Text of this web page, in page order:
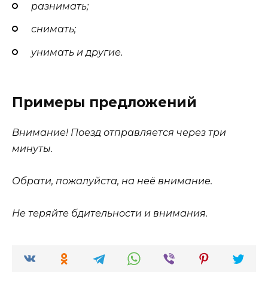
разнимать;
снимать;
унимать и другие.
Примеры предложений
Внимание! Поезд отправляется через три
минуты.
Обрати, пожалуйста, на неё внимание.
Не теряйте бдительности и внимания.